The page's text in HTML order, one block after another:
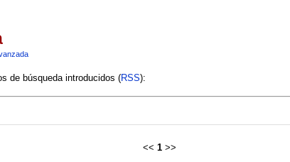
de búsqueda introducidos (RSS):
<< 1 >>